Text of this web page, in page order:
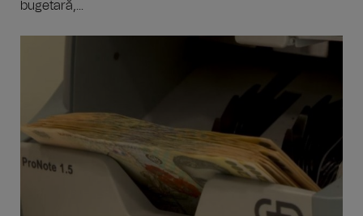
bugetară,...